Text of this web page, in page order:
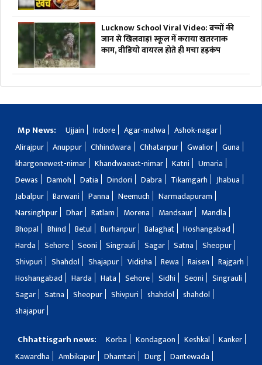
Lucknow School Viral Video: बच्चों की
जान से खिलवाड़! स्कूल में कराया खतरनाक
काम, वीडियो वायरल होते ही मचा हड़कंप
Mp News: Ujjain Indore Agar-malwa
Ashok-nagar
Alirajpur
Anuppur Chhindwara Chhatarpur Gwalior
Guna
khargonewest-nimar
Khandwaeast-nimar Katni
Umaria
Dewas
Damoh Datia Dindori Dabra Tikamgarh
Jhabua
Jabalpur
Barwani Panna Neemuch
Narmadapuram
Narsinghpur
Dhar Ratlam Morena Mandsaur
Mandla
Bhopal
Bhind Betul Burhanpur Balaghat
Hoshangabad
Harda
Sehore Seoni Singrauli Sagar Satna
Sheopur
Shivpuri
Shahdol Shajapur Vidisha Rewa Raisen
Rajgarh
Hoshangabad
Harda Hata Sehore Sidhi Seoni
Singrauli
Sagar
Satna Sheopur Shivpuri shahdol
shahdol
shajapur
Chhattisgarh news: Korba Kondagaon Keshkal
Kanker
Kawardha
Ambikapur Dhamtari Durg
Dantewada